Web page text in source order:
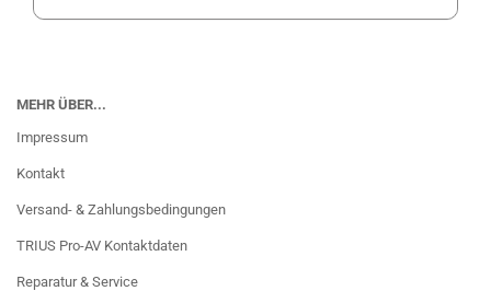
MEHR ÜBER...
Impressum
Kontakt
Versand- & Zahlungsbedingungen
TRIUS Pro-AV Kontaktdaten
Reparatur & Service